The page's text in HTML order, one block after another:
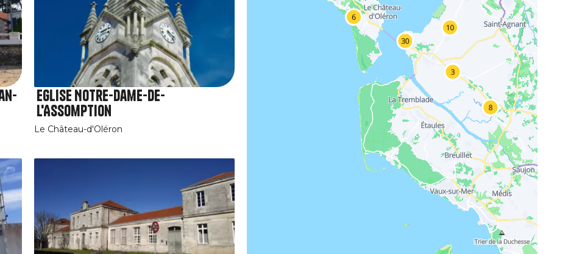
Eglise Notre-Dame-de-
l'Assomption
Le Château-d'Oléron